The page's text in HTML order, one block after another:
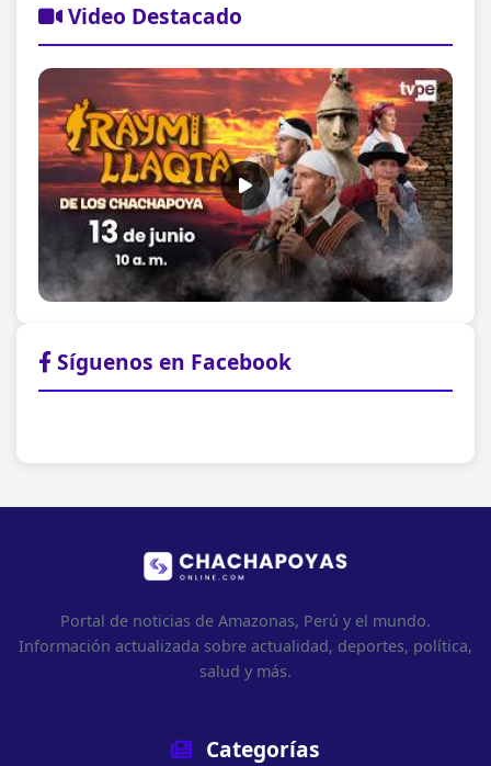
Video Destacado
Síguenos en Facebook
Portal de noticias de Amazonas, Perú y el mundo.
Información actualizada sobre actualidad, deportes, política,
salud y más.
Categorías